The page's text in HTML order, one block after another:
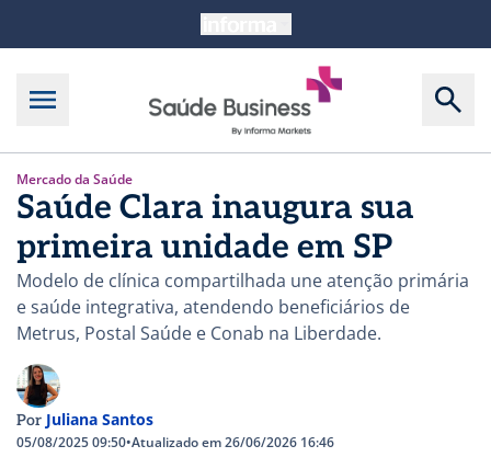
Mercado da Saúde
Saúde Clara inaugura sua
primeira unidade em SP
Modelo de clínica compartilhada une atenção primária
e saúde integrativa, atendendo beneficiários de
Metrus, Postal Saúde e Conab na Liberdade.
Por Juliana Santos
05/08/2025 09:50•Atualizado em 26/06/2026 16:46